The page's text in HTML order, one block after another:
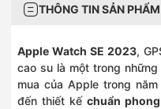
THÔNG TIN SẢN PHẨM
Apple Watch SE 2023,
cao su là một trong những
mua của Apple trong
đến thiết kế chuẩn